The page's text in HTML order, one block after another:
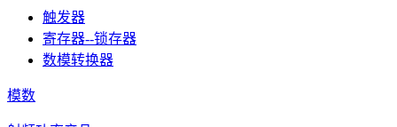
触发器
寄存器--锁存器
数模转换器
模数